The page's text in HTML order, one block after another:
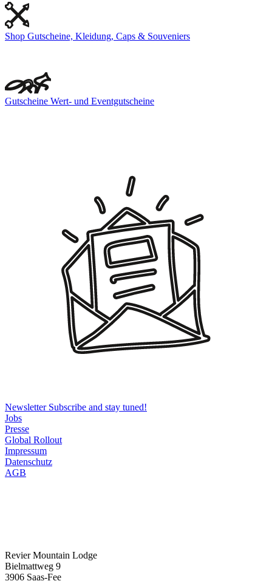
Shop Gutscheine, Kleidung, Caps & Souveniers
Gutscheine Wert- und Eventgutscheine
Newsletter Subscribe and stay tuned!
Jobs
Presse
Global Rollout
Impressum
Datenschutz
AGB
Revier Mountain Lodge
Bielmattweg 9
3906 Saas-Fee